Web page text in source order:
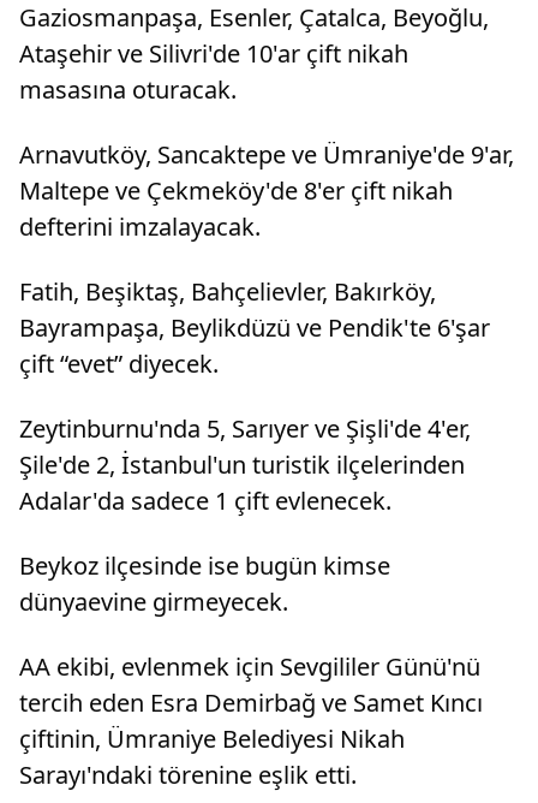
Gaziosmanpaşa, Esenler, Çatalca, Beyoğlu,
Ataşehir ve Silivri'de 10'ar çift nikah
masasına oturacak.
Arnavutköy, Sancaktepe ve Ümraniye'de 9'ar,
Maltepe ve Çekmeköy'de 8'er çift nikah
defterini imzalayacak.
Fatih, Beşiktaş, Bahçelievler, Bakırköy,
Bayrampaşa, Beylikdüzü ve Pendik'te 6'şar
çift “evet” diyecek.
Zeytinburnu'nda 5, Sarıyer ve Şişli'de 4'er,
Şile'de 2, İstanbul'un turistik ilçelerinden
Adalar'da sadece 1 çift evlenecek.
Beykoz ilçesinde ise bugün kimse
dünyaevine girmeyecek.
AA ekibi, evlenmek için Sevgililer Günü'nü
tercih eden Esra Demirbağ ve Samet Kıncı
çiftinin, Ümraniye Belediyesi Nikah
Sarayı'ndaki törenine eşlik etti.